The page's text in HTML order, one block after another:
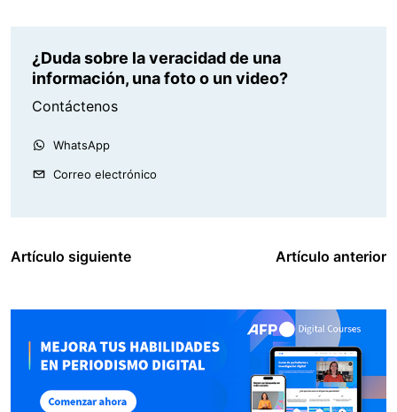
¿Duda sobre la veracidad de una
información, una foto o un video?
Contáctenos
WhatsApp
Correo electrónico
Artículo siguiente Artículo anterior